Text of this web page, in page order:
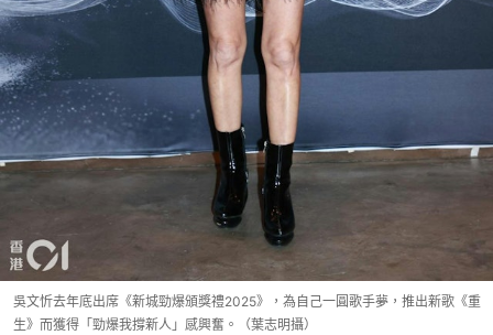
吳文忻去年底出席《新城勁爆頒獎禮2025》，為自己一圓歌手夢，推出新歌《重
生》而獲得「勁爆我撐新人」感興奮。（葉志明攝）